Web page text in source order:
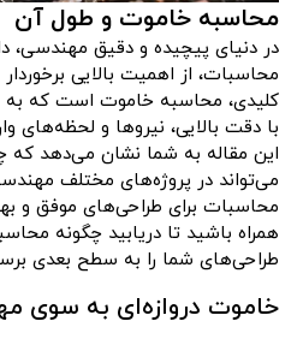
محاسبه خاموت و طول آن
در دنیای پیچیده و دقیق مهندسی،
محاسبات، از اهمیت بالایی
کلیدی، محاسبه خاموت است که به
با دقت بالایی، نیروها و لحظه‌های
این مقاله به شما نشان می‌دهد
می‌تواند در پروژه‌های مختلف
محاسبات برای طراحی‌های موفق و
همراه باشید تا دریابید چگونه
طراحی‌های شما را به سطح بعدی
خاموت دروازه‌ای به سوی